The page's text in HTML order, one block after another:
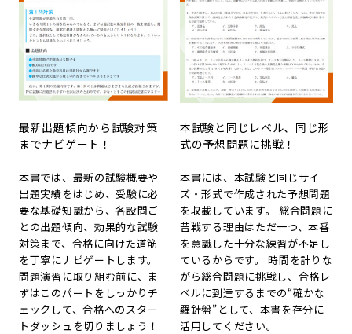
最新出題傾向から試験対策
までナビゲート！
本試験と同じレベル、同じ形
式の予想問題に挑戦！
本書では、最新の試験概要や
出題実績をはじめ、受験に必
要な基礎知識から、各設問ご
との出題傾向、効果的な試験
対策まで、合格に向けた道筋
を丁寧にナビゲートします。
問題演習に取り組む前に、ま
ずはこのパートをしっかりチ
ェックして、合格へのスター
トダッシュを切りましょう！
本書には、本試験と同じサイ
ズ・形式で作成された予想問題
を収載しています。 総合問題に
苦戦する理由はただ一つ、本番
を意識した十分な練習が不足し
ているからです。 時間を計りな
がら総合問題に挑戦し、合格レ
ベルに到達するまでの“確かな
羅針盤”として、本書を存分に
活用してください。